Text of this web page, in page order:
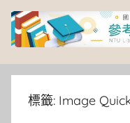
Skip
content
臺
灣
標籤: Image